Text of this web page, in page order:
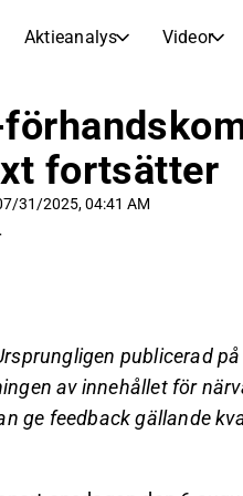
Aktieanalys Videor
Börs
Morgonrapport
Utdelningskalender
Kommande och tidigare utdelningar
Aktieanalys
Artiklar
inderesTV
Transkriptioner
Aktiejämförelse
Earnings Season
fortsätter
31/2025, 04:41 AM
publicerad
av innehållet för
ge feedback gällande